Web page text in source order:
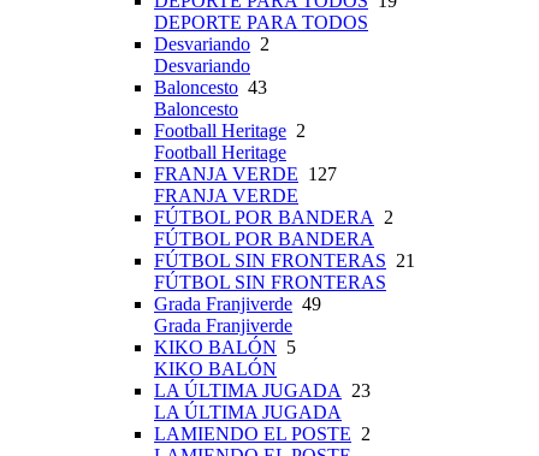
DEPORTE PARA TODOS
Desvariando 2
Desvariando
Baloncesto 43
Baloncesto
Football Heritage 2
Football Heritage
FRANJA VERDE 127
FRANJA VERDE
FÚTBOL POR BANDERA 2
FÚTBOL POR BANDERA
FÚTBOL SIN FRONTERAS 21
FÚTBOL SIN FRONTERAS
Grada Franjiverde 49
Grada Franjiverde
KIKO BALÓN 5
KIKO BALÓN
LA ÚLTIMA JUGADA 23
LA ÚLTIMA JUGADA
LAMIENDO EL POSTE 2